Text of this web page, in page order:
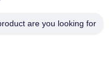
are you looking for?